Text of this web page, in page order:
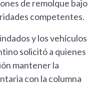
de remolque bajo
competentes.
y los vehículos
solicitó a quienes
mantener la
con la columna